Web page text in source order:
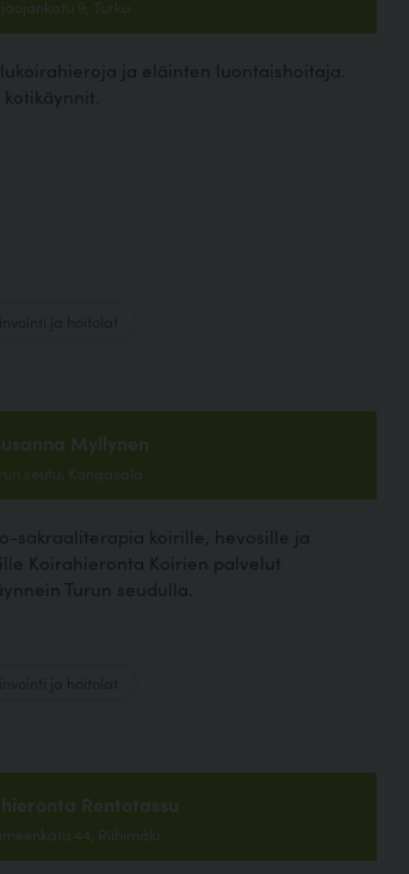
9, Turku
ja eläinten luontaishoitaja.
Myllynen
seutu, Kangasala
sakraaliterapia koirille, hevosille ja
Koirahieronta Koirien palvelut
Turun seudulla.
Rentotassu
44, Riihimäki